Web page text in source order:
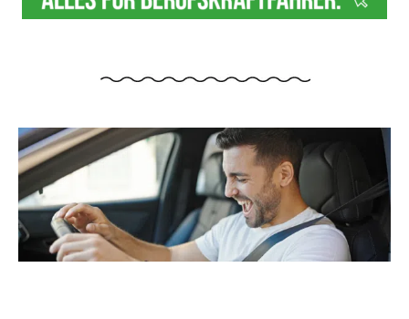
auf.
können
der
Produktseite
gewählt
werden